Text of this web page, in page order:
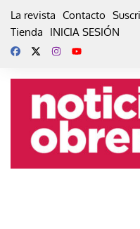
La revista Contacto
Tienda
INICIA SESIÓN